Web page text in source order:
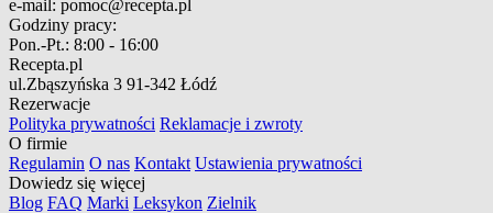
e-mail: pomoc@recepta.pl
Godziny pracy:
Pon.-Pt.: 8:00 - 16:00
Recepta.pl
ul.Zbąszyńska 3 91-342 Łódź
Rezerwacje
Polityka prywatności Reklamacje i zwroty
O firmie
Regulamin O nas Kontakt Ustawienia prywatności
Dowiedz się więcej
Blog FAQ Marki Leksykon Zielnik